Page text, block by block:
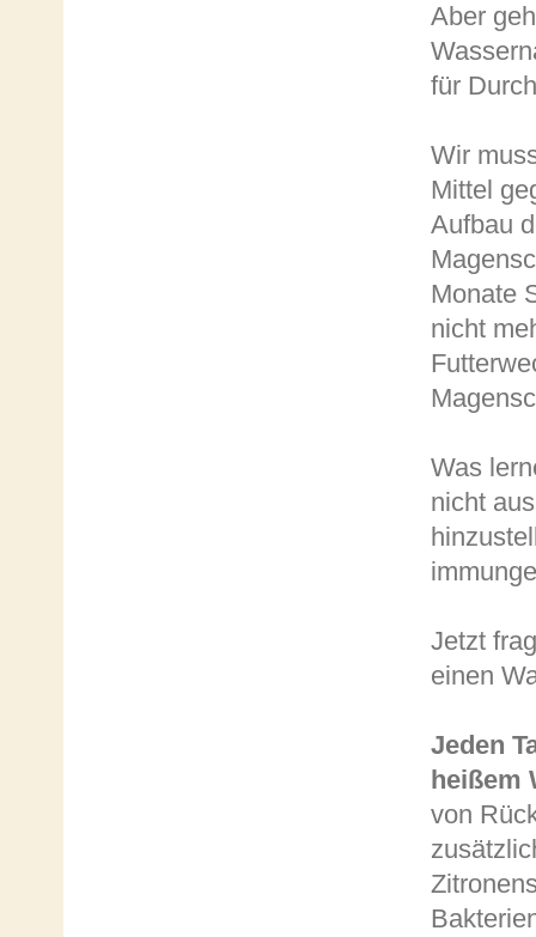
Aber
für
Wir
Mittel
Aufbau
Monate
nicht
Was
nicht
Jetzt
einen
Jeden
heißem
von